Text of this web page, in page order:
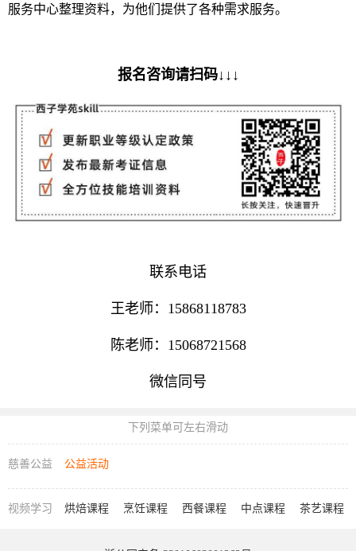
服务中心整理资料，为他们提供了各种需求服务。
报名咨询请扫码↓↓↓
联系电话
王老师：15868118783
陈老师：15068721568
微信同号
下列菜单可左右滑动
慈善公益 公益活动
视频学习 烘焙课程 烹饪课程 西餐课程 中点课程 茶艺课程